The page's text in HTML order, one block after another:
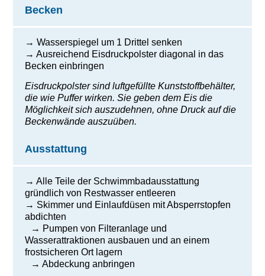
Becken
→ Wasserspiegel um 1 Drittel senken
→ Ausreichend Eisdruckpolster diagonal in das
Becken einbringen
Eisdruckpolster sind luftgefüllte Kunststoffbehälter,
die wie Puffer wirken. Sie geben dem Eis die
Möglichkeit sich auszudehnen, ohne Druck auf die
Beckenwände auszuüben.
Ausstattung
→ Alle Teile der Schwimmbadausstattung
gründlich von Restwasser entleeren
→ Skimmer und Einlaufdüsen mit Absperrstopfen
abdichten
→ Pumpen von Filteranlage und
Wasserattraktionen ausbauen und an einem
frostsicheren Ort lagern
→ Abdeckung anbringen